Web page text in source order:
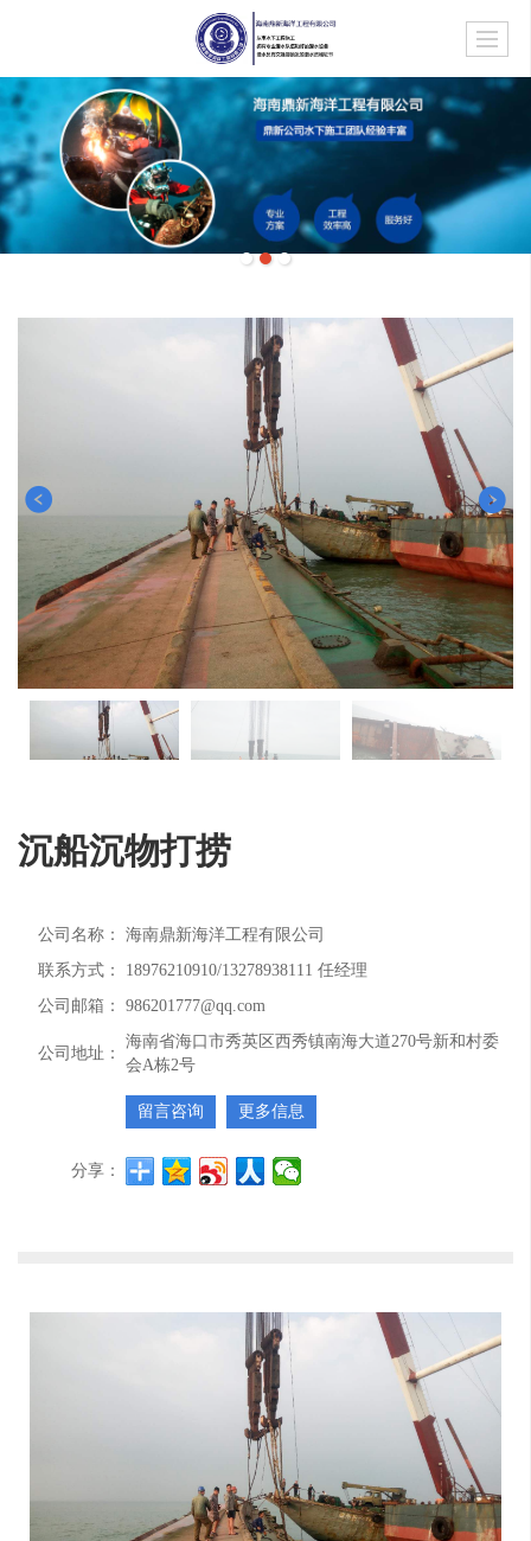
沉船沉物打捞
公司名称：
海南鼎新海洋工程有限公司
联系方式：
18976210910/13278938111 任经理
公司邮箱：
986201777@qq.com
公司地址：
海南省海口市秀英区西秀镇南海大道270号新和村委
会A栋2号
留言咨询 更多信息
分享：